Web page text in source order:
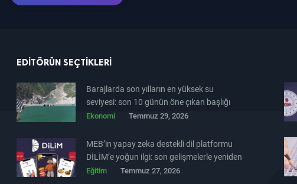
EDITÖRÜN SEÇTIKLERI
Barajlarda son yılların en yüksek su
seviyesi: son 10 günün öne çıkan başlığı
Ekonomi Temmuz 29, 2026
MEB’in yapay zeka destekli dil platformu
DİLİM’e yoğun ilgi: son gelişmelerle yeniden
gündemde
Eğitim Temmuz 27, 2026